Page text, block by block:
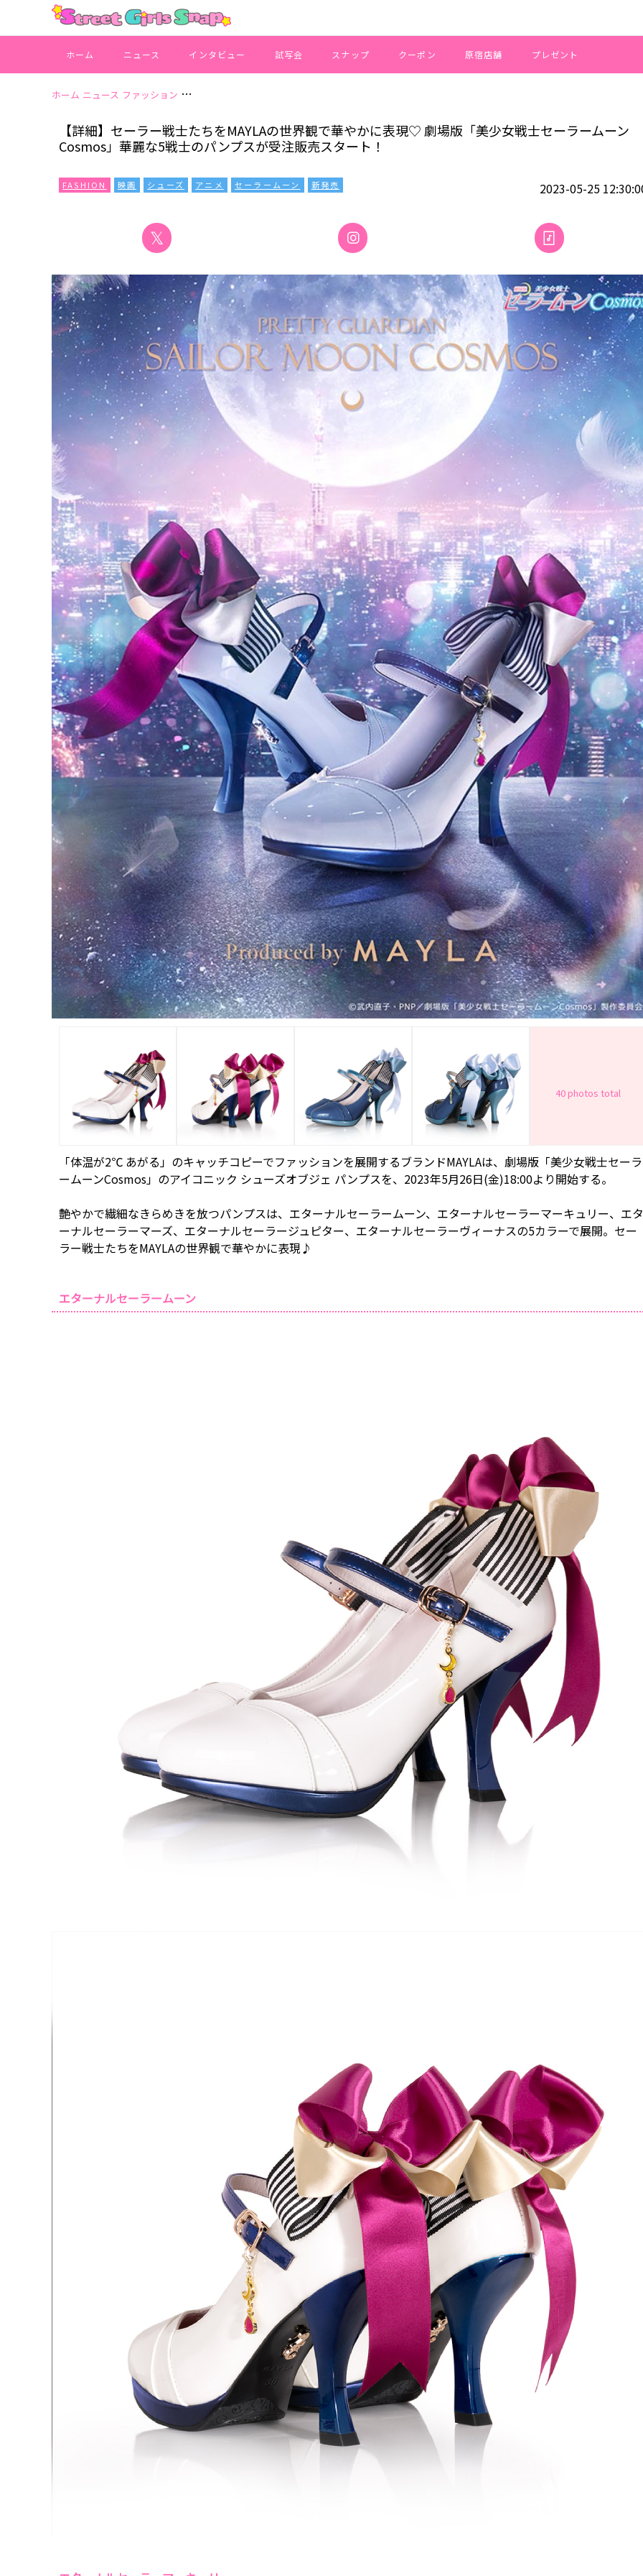
ホーム ニュース インタビュー 試写会 スナップ クーポン 原宿店舗 プレゼント
ホーム ニュース ファッション 【詳細】セーラー戦士たちをMAYLAの世界観で華やかに表現♡ 劇場版「美少女戦士セーラームーンCosmos
【詳細】セーラー戦士たちをMAYLAの世界観で華やかに表現♡ 劇場版「美少女戦士セーラームーン
Cosmos」華麗な5戦士のパンプスが受注販売スタート！
FASHION 映画 シューズ アニメ セーラームーン 新発売 2023-05-25
𝕏
40 photos total
「体温が2℃ あがる」のキャッチコピーでファッションを展開するブランドMAYLAは、劇場版「美少女戦士セーラ
ームーンCosmos」のアイコニック シューズオブジェ パンプスを、2023年5月26日(金)18:00より開始する。
艶やかで繊細なきらめきを放つパンプスは、エターナルセーラームーン、エターナルセーラーマーキュリー、エタ
ーナルセーラーマーズ、エターナルセーラージュピター、エターナルセーラーヴィーナスの5カラーで展開。セー
ラー戦士たちをMAYLAの世界観で華やかに表現♪
エターナルセーラームーン